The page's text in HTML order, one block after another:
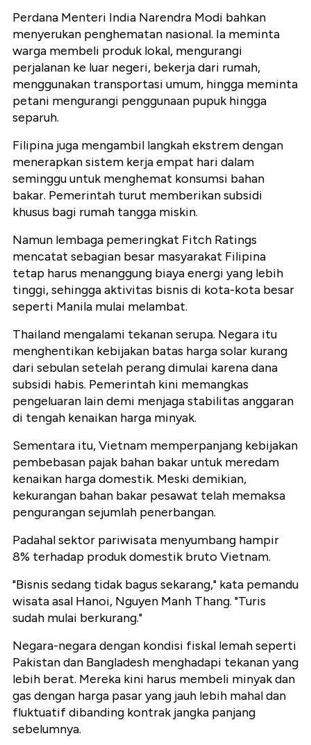
Perdana Menteri India Narendra Modi bahkan
menyerukan penghematan nasional. Ia meminta
warga membeli produk lokal, mengurangi
perjalanan ke luar negeri, bekerja dari rumah,
menggunakan transportasi umum, hingga meminta
petani mengurangi penggunaan pupuk hingga
separuh.
Filipina juga mengambil langkah ekstrem dengan
menerapkan sistem kerja empat hari dalam
seminggu untuk menghemat konsumsi bahan
bakar. Pemerintah turut memberikan subsidi
khusus bagi rumah tangga miskin.
Namun lembaga pemeringkat Fitch Ratings
mencatat sebagian besar masyarakat Filipina
tetap harus menanggung biaya energi yang lebih
tinggi, sehingga aktivitas bisnis di kota-kota besar
seperti Manila mulai melambat.
Thailand mengalami tekanan serupa. Negara itu
menghentikan kebijakan batas harga solar kurang
dari sebulan setelah perang dimulai karena dana
subsidi habis. Pemerintah kini memangkas
pengeluaran lain demi menjaga stabilitas anggaran
di tengah kenaikan harga minyak.
Sementara itu, Vietnam memperpanjang kebijakan
pembebasan pajak bahan bakar untuk meredam
kenaikan harga domestik. Meski demikian,
kekurangan bahan bakar pesawat telah memaksa
pengurangan sejumlah penerbangan.
Padahal sektor pariwisata menyumbang hampir
8% terhadap produk domestik bruto Vietnam.
"Bisnis sedang tidak bagus sekarang," kata pemandu
wisata asal Hanoi, Nguyen Manh Thang. "Turis
sudah mulai berkurang."
Negara-negara dengan kondisi fiskal lemah seperti
Pakistan dan Bangladesh menghadapi tekanan yang
lebih berat. Mereka kini harus membeli minyak dan
gas dengan harga pasar yang jauh lebih mahal dan
fluktuatif dibanding kontrak jangka panjang
sebelumnya.